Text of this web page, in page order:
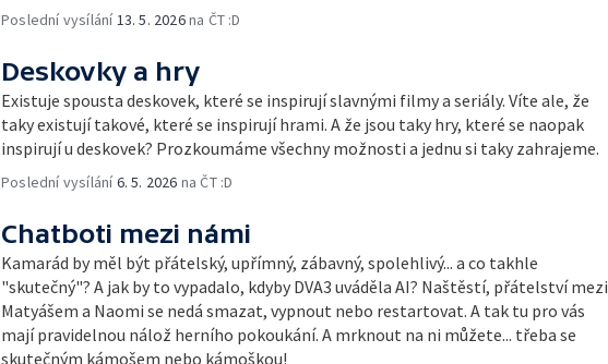
Poslední vysílání13. 5. 2026na ČT :D
Deskovky a hry
Existuje spousta deskovek, které se inspirují slavnými filmy a seriály. Víte ale, že
taky existují takové, které se inspirují hrami. A že jsou taky hry, které se naopak
inspirují u deskovek? Prozkoumáme všechny možnosti a jednu si taky zahrajeme.
Poslední vysílání6. 5. 2026 na ČT :D
Chatboti mezi námi
Kamarád by měl být přátelský, upřímný, zábavný, spolehlivý... a co takhle
"skutečný"? A jak by to vypadalo, kdyby DVA3 uváděla AI? Naštěstí, přátelství mezi
Matyášem a Naomi se nedá smazat, vypnout nebo restartovat. A tak tu pro vás
mají pravidelnou nálož herního pokoukání. A mrknout na ni můžete... třeba se
skutečným kámošem nebo kámoškou!